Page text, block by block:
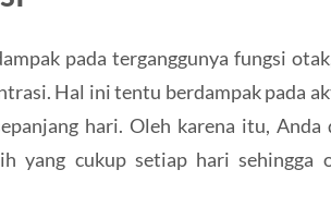
pada terganggunya fungsi
Hal ini tentu berdampak pada
hari. Oleh karena itu, Anda
yang cukup setiap hari sehingga